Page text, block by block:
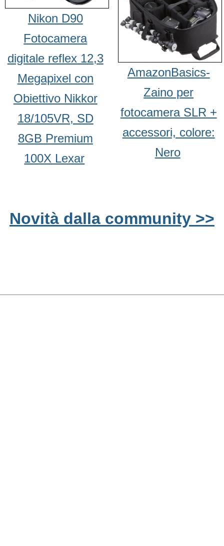
Nikon D90
Fotocamera
digitale reflex 12,3
Megapixel con
Obiettivo Nikkor
18/105VR, SD
8GB Premium
100X Lexar
AmazonBasics-
Zaino per
fotocamera SLR +
accessori, colore:
Nero
Novità dalla community >>